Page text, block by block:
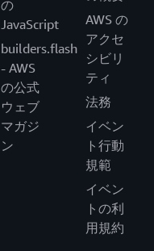
の
JavaScript
builders.flash
- AWS
の公式
ウェブ
マガジ
ン
AWS の
アクセ
シビリ
ティ
法務
イベン
ト行動
規範
イベン
トの利
用規約